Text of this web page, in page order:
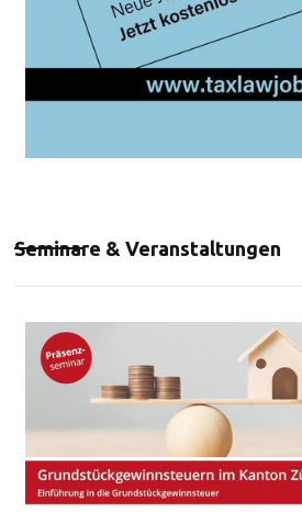
Seminare & Veranstaltungen